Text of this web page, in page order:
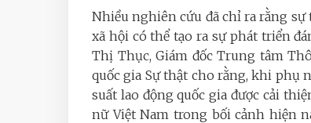
Nhiều nghiên cứu đã chỉ ra rằng sự
xã hội có thể tạo ra sự phát triển
Thị Thục, Giám đốc Trung tâm
quốc gia Sự thật cho rằng, khi phụ
suất lao động quốc gia được cải
nữ Việt Nam trong bối cảnh hiện